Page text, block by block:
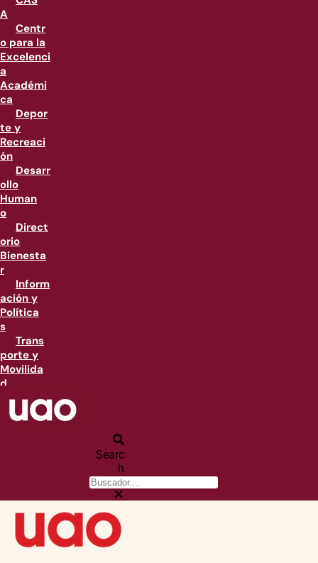
A
Centr
o para la
Excelenci
a
Académi
ca
Depor
te y
Recreaci
ón
Desarr
ollo
Human
o
Direct
orio
Bienesta
r
Inform
ación y
Política
s
Trans
porte y
Movilida
d
Searc
h